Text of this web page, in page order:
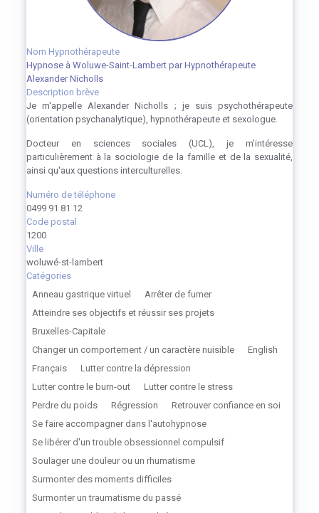
Nom Hypnothérapeute
Hypnose à Woluwe-Saint-Lambert par Hypnothérapeute
Alexander Nicholls
Description brève
Je m'appelle Alexander Nicholls ; je suis psychothérapeute
(orientation psychanalytique), hypnothérapeute et sexologue.
Docteur en sciences sociales (UCL), je m'intéresse
particulièrement à la sociologie de la famille et de la sexualité,
ainsi qu'aux questions interculturelles.
Numéro de téléphone
0499 91 81 12
Code postal
1200
Ville
woluwé-st-lambert
Catégories
Anneau gastrique virtuel
Arrêter de fumer
Atteindre ses objectifs et réussir ses projets
Bruxelles-Capitale
Changer un comportement / un caractère nuisible
English
Français
Lutter contre la dépression
Lutter contre le burn-out
Lutter contre le stress
Perdre du poids
Régression
Retrouver confiance en soi
Se faire accompagner dans l'autohypnose
Se libérer d'un trouble obsessionnel compulsif
Soulager une douleur ou un rhumatisme
Surmonter des moments difficiles
Surmonter un traumatisme du passé